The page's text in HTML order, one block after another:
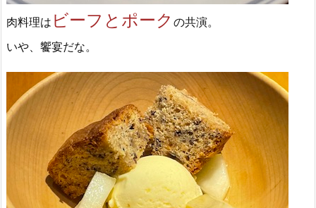
肉料理は ビーフとポーク の共演。
いや、饗宴だな。